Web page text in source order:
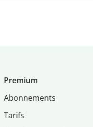
Premium
Abonnements
Tarifs